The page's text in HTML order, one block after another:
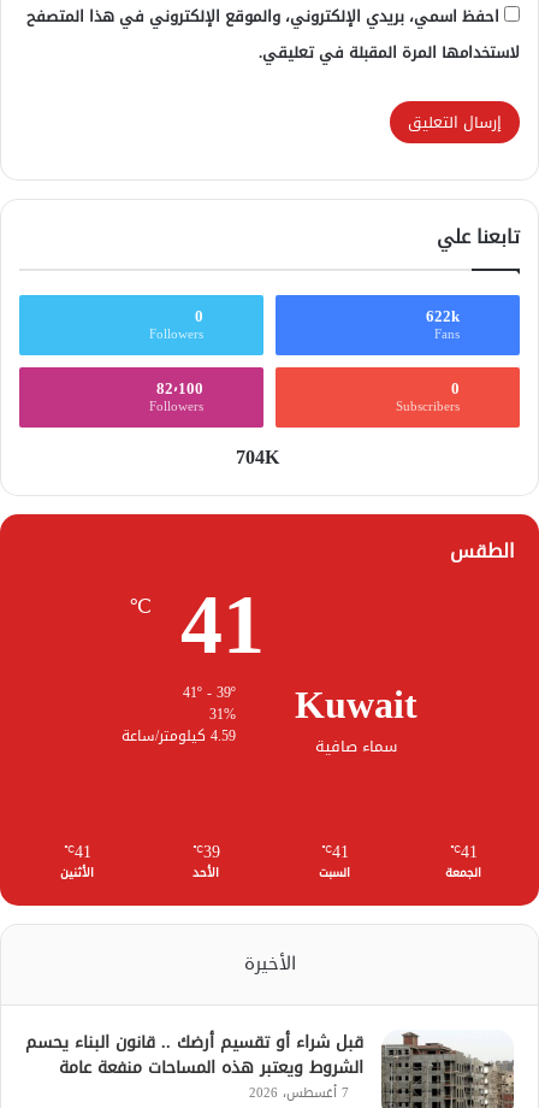
احفظ اسمي، بريدي الإلكتروني، والموقع الإلكتروني في هذا المتصفح
لاستخدامها المرة المقبلة في تعليقي.
تابعنا علي
622k
Fans
0
Followers
0
Subscribers
82٬100
Followers
704K
الطقس
Kuwait
سماء صافية
41
℃
31%
4.59 كيلومتر/ساعة
41
℃
الجمعة
41
℃
السبت
39
℃
الأحد
41
℃
الأثنين
الأخيرة
قبل شراء أو تقسيم أرضك .. قانون البناء يحسم
الشروط ويعتبر هذه المساحات منفعة عامة
7 أغسطس، 2026